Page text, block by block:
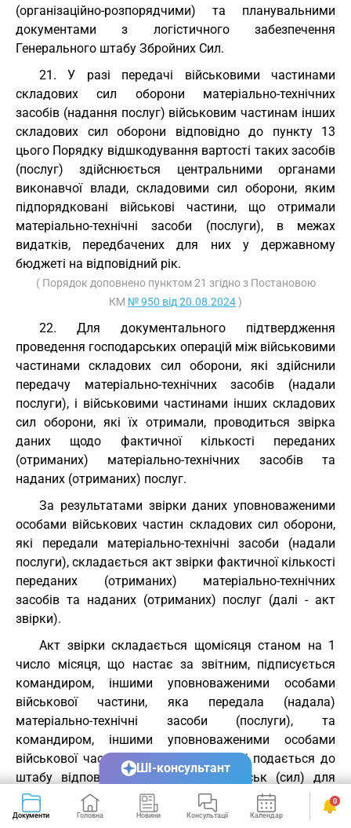
(організаційно-розпорядчими) та планувальними
документами з логістичного забезпечення
Генерального штабу Збройних Сил.
21. У разі передачі військовими частинами
складових сил оборони матеріально-технічних
засобів (надання послуг) військовим частинам інших
складових сил оборони відповідно до пункту 13
цього Порядку відшкодування вартості таких засобів
(послуг) здійснюється центральними органами
виконавчої влади, складовими сил оборони, яким
підпорядковані військові частини, що отримали
матеріально-технічні засоби (послуги), в межах
видатків, передбачених для них у державному
бюджеті на відповідний рік.
( Порядок доповнено пунктом 21 згідно з Постановою
КМ № 950 від 20.08.2024)
22. Для документального підтвердження
проведення господарських операцій між військовими
частинами складових сил оборони, які здійснили
передачу матеріально-технічних засобів (надали
послуги), і військовими частинами інших складових
сил оборони, які їх отримали, проводиться звірка
даних щодо фактичної кількості переданих
(отриманих) матеріально-технічних засобів та
наданих (отриманих) послуг.
За результатами звірки даних уповноваженими
особами військових частин складових сил оборони,
які передали матеріально-технічні засоби (надали
послуги), складається акт звірки фактичної кількості
переданих (отриманих) матеріально-технічних
засобів та наданих (отриманих) послуг (далі - акт
звірки).
Акт звірки складається щомісяця станом на 1
число місяця, що настає за звітним, підписується
командиром, іншими уповноваженими особами
військової частини, яка передала (надала)
матеріально-технічні засоби (послуги), та
командиром, іншими уповноваженими особами
військової частини, яка їх отримала, і подається до
штабу відповідного угруповання військ (сил) для
затвердження.
В акті звірки зазначається найменування
Документи Головна Новини Консультації Календар Сервіси
0
ШІ-консультант